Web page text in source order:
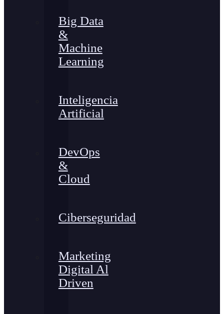
Big Data
&
Machine
Learning
Inteligencia
Artificial
DevOps
&
Cloud
Ciberseguridad
Marketing
Digital Al
Driven